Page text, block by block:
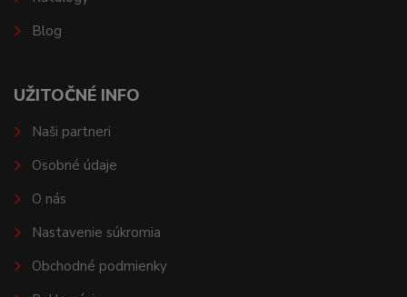
Blog
UŽITOČNÉ INFO
Naši partneri
Osobné údaje
O nás
Nastavenie súkromia
Obchodné podmienky